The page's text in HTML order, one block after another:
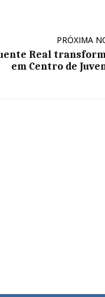
PRÓXIMA
Real
em Centro de